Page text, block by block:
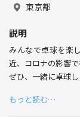
東京都
説明
みんなで卓球を楽
近、コロナの影響
ぜひ、一緒に卓球
もっと読む…